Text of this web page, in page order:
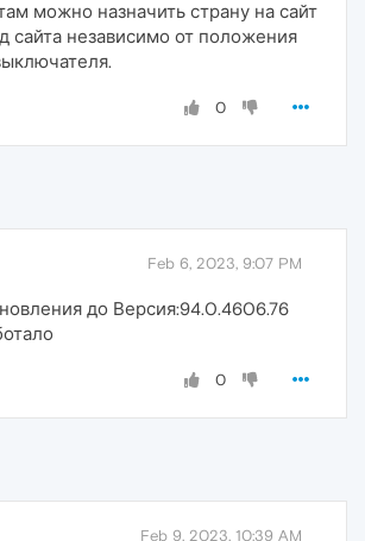
можно назначить страну на сайт
сайта независимо от положения
0
Feb 6, 2023, 9:07 PM
до Версия:94.0.4606.76
0
Feb 9, 2023, 10:39 AM